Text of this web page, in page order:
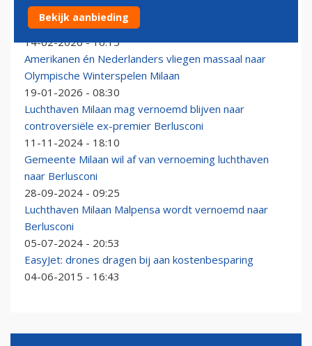
Verbod om te staken tijdens Spelen voor Italiaans
luchtvaartpersoneel
14-02-2026 - 10:15
Amerikanen én Nederlanders vliegen massaal naar
Olympische Winterspelen Milaan
19-01-2026 - 08:30
Luchthaven Milaan mag vernoemd blijven naar
controversiële ex-premier Berlusconi
11-11-2024 - 18:10
Gemeente Milaan wil af van vernoeming luchthaven
naar Berlusconi
28-09-2024 - 09:25
Luchthaven Milaan Malpensa wordt vernoemd naar
Berlusconi
05-07-2024 - 20:53
EasyJet: drones dragen bij aan kostenbesparing
04-06-2015 - 16:43
Bekijk aanbieding